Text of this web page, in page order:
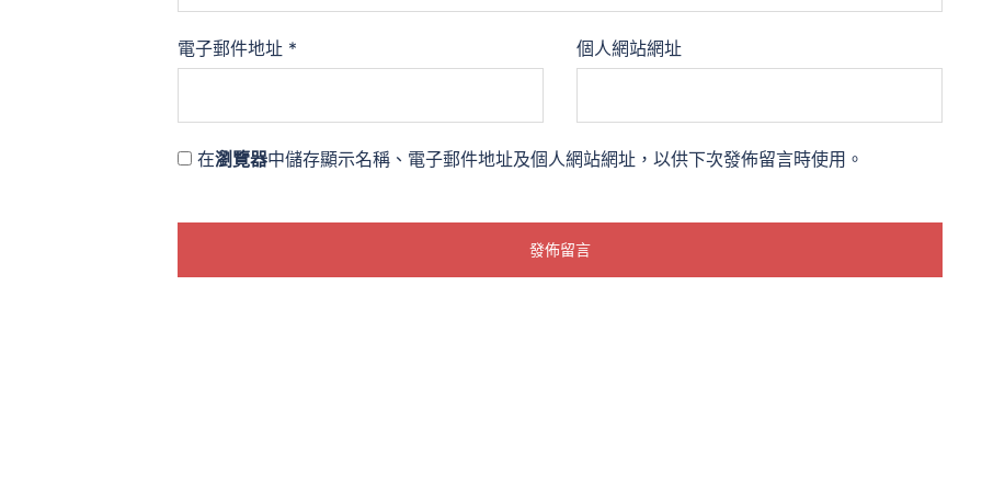
電子郵件地址 * 個人網站網址
在瀏覽器中儲存顯示名稱、電子郵件地址及個人網站網址，以供下次發佈留言時使用。